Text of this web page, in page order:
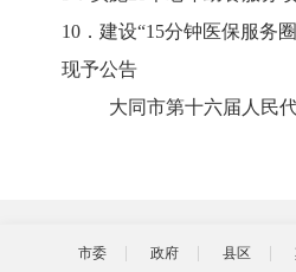
10．建设“15分钟医保服务
现予公告
大同市第十六届人民
市委 政府 县区